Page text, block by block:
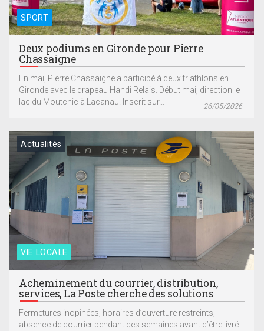
SPORT
Deux podiums en Gironde pour Pierre
Chassaigne
En mai, Pierre Chassaigne a participé à deux triathlons en
Gironde avec le drapeau Handi Relais. Début mai, direction le
lac du Moutchic à Lacanau. Inscrit sur...
26/05/2026
VIE LOCALE
Actualités
Acheminement du courrier, distribution,
services, La Poste cherche des solutions
Fermetures inopinées, horaires d’ouverture restreints,
absence de courrier pendant des semaines avant d’être livré